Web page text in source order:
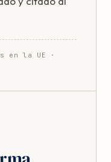
en la UE ·